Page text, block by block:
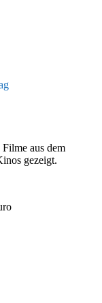
aus dem
gezeigt.